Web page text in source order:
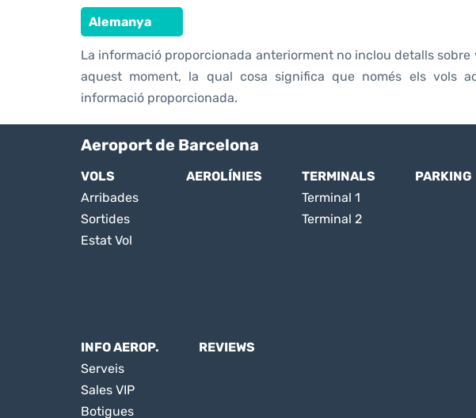
Alemanya
La informació proporcionada anteriorment no inclou detalls
aquest moment, la qual cosa significa que només els vols
informació proporcionada.
Aeroport de Barcelona
VOLS
Arribades
Sortides
Estat Vol
AEROLÍNIES
TERMINALS
Terminal 1
Terminal 2
PARKING
INFO AEROP.
Serveis
Sales VIP
Botigues
REVIEWS